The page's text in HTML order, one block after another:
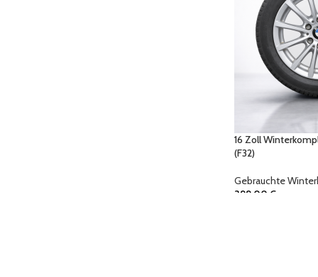
16 Zoll
(F32)
Gebrauchte
399,00 €